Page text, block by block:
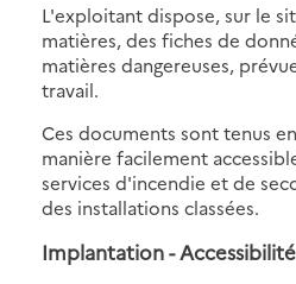
L'exploitant dispose, sur le
matières, des fiches de
matières dangereuses,
travail.
Ces documents sont tenus
manière facilement
services d'incendie et de
des installations classées.
Implantation - Accessibilité